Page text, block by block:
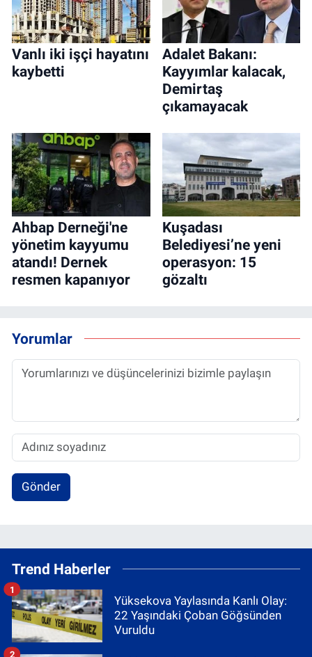
Vanlı iki işçi hayatını
kaybetti
Adalet Bakanı:
Kayyımlar kalacak,
Demirtaş
çıkamayacak
Ahbap Derneği'ne
yönetim kayyumu
atandı! Dernek
resmen kapanıyor
Kuşadası
Belediyesi’ne yeni
operasyon: 15
gözaltı
Yorumlar
Gönder
Trend Haberler
Yüksekova Yaylasında Kanlı Olay:
22 Yaşındaki Çoban Göğsünden
Vuruldu
1
2